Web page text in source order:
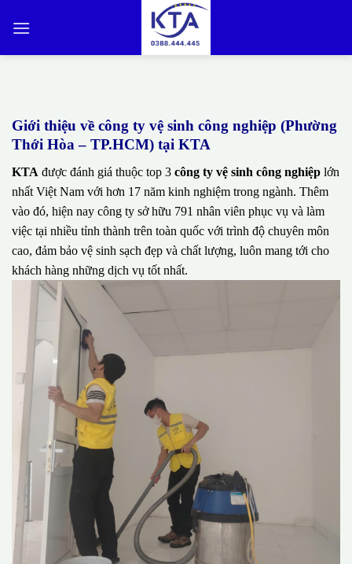
qua
Giới thiệu về công ty vệ sinh công nghiệp (Phường
Thới Hòa – TP.HCM) tại KTA
KTA được đánh giá thuộc top 3 công ty vệ sinh công nghiệp lớn
nhất Việt Nam với hơn 17 năm kinh nghiệm trong ngành. Thêm
vào đó, hiện nay công ty sở hữu 791 nhân viên phục vụ và làm
việc tại nhiều tỉnh thành trên toàn quốc với trình độ chuyên môn
cao, đảm bảo vệ sinh sạch đẹp và chất lượng, luôn mang tới cho
khách hàng những dịch vụ tốt nhất.